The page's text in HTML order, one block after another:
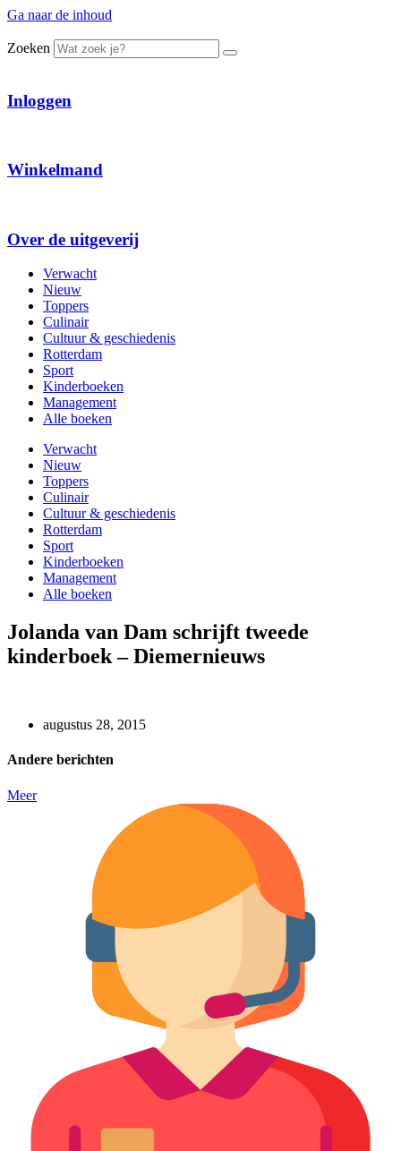
Ga naar de inhoud
Zoeken
Inloggen
Winkelmand
Over de uitgeverij
Verwacht
Nieuw
Toppers
Culinair
Cultuur & geschiedenis
Rotterdam
Sport
Kinderboeken
Management
Alle boeken
Verwacht
Nieuw
Toppers
Culinair
Cultuur & geschiedenis
Rotterdam
Sport
Kinderboeken
Management
Alle boeken
Jolanda van Dam schrijft tweede
kinderboek – Diemernieuws
augustus 28, 2015
Andere berichten
Meer